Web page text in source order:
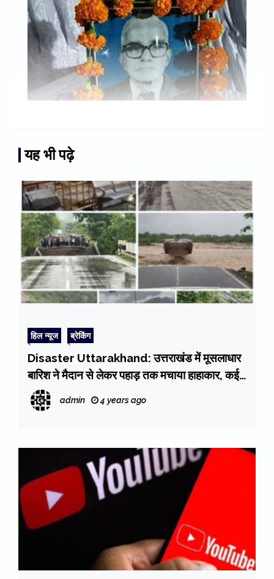
यह भी पढ़े
हिल न्यूज ब्रेकिंग
Disaster Uttarakhand: उत्तराखंड में मूसलाधार
बारिश ने मैदान से लेकर पहाड़ तक मचाया हाहाकार, कई
जगह बादल फटे, रेस्क्यू जारी। देखें तस्वीरें
admin 4 years ago